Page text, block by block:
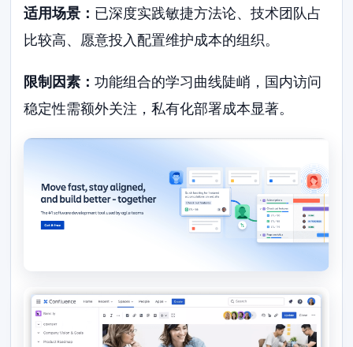
适用场景： 已深度实践敏捷方法论、技术团队占
比较高、愿意投入配置维护成本的组织。
限制因素：功能组合的学习曲线陡峭，国内访问
稳定性需额外关注，私有化部署成本显著。